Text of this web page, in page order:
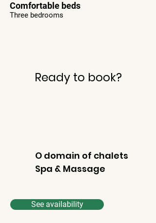
Comfortable beds
Three bedrooms
Ready to book?
O domain of chalets
Spa & Massage
See availability